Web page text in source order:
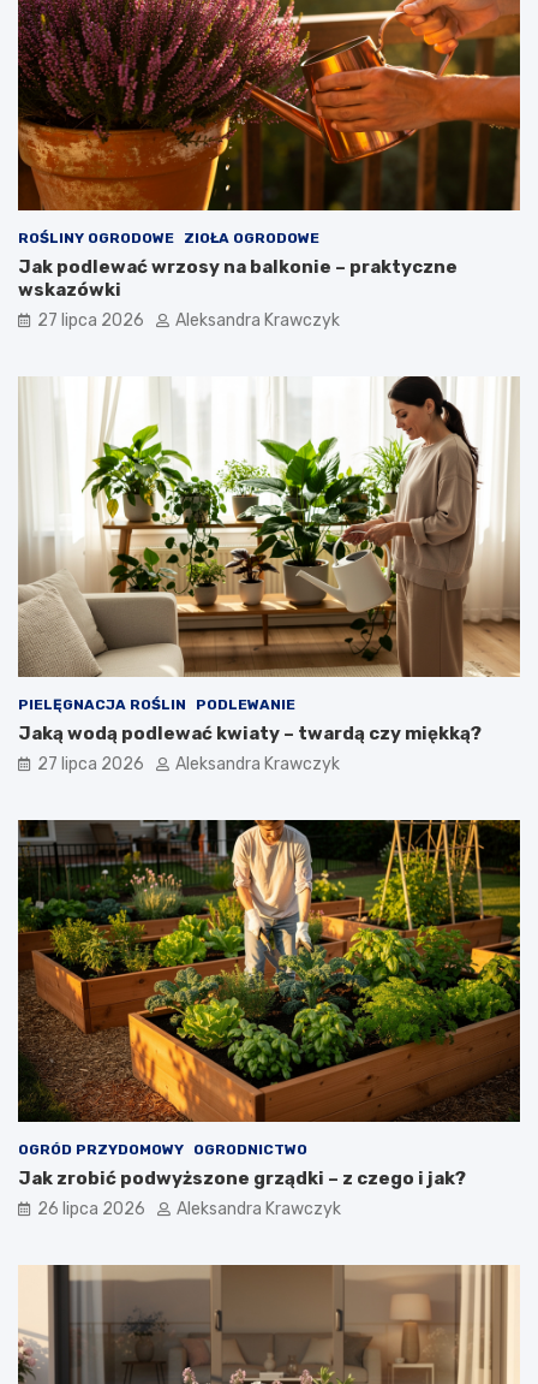
ROŚLINY OGRODOWE ZIOŁA OGRODOWE
Jak podlewać wrzosy na balkonie – praktyczne
wskazówki
27 lipca 2026 Aleksandra Krawczyk
PIELĘGNACJA ROŚLIN PODLEWANIE
Jaką wodą podlewać kwiaty – twardą czy miękką?
27 lipca 2026 Aleksandra Krawczyk
OGRÓD PRZYDOMOWY OGRODNICTWO
Jak zrobić podwyższone grządki – z czego i jak?
26 lipca 2026 Aleksandra Krawczyk